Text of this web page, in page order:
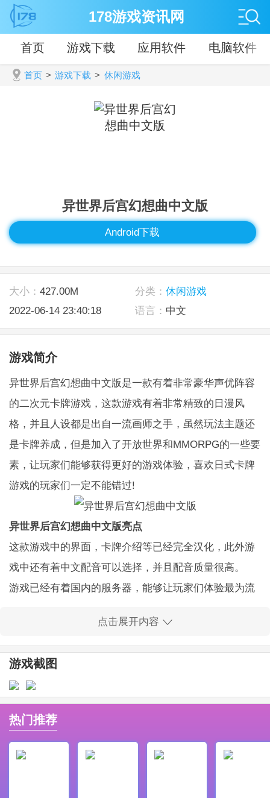
178游戏资讯网
首页 游戏下载 应用软件 电脑软件
首页 > 游戏下载 > 休闲游戏
异世界后宫幻想曲中文版
Android下载
大小： 427.00M 分类： 休闲游戏
2022-06-14 23:40:18
语言： 中文
游戏简介
异世界后宫幻想曲中文版是一款有着非常豪华声优阵容
的二次元卡牌游戏，这款游戏有着非常精致的日漫风
格，并且人设都是出自一流画师之手，虽然玩法主题还
是卡牌养成，但是加入了开放世界和MMORPG的一些要
素，让玩家们能够获得更好的游戏体验，喜欢日式卡牌
游戏的玩家们一定不能错过!
异世界后宫幻想曲中文版亮点
这款游戏中的界面，卡牌介绍等已经完全汉化，此外游
戏中还有着中文配音可以选择，并且配音质量很高。
游戏已经有着国内的服务器，能够让玩家们体验最为流
卡牌的立绘很精美，并且游戏中有着多种不同的角色形
象，从外貌、声线和故事三个角度进行了完美的刻画。
异世界后宫幻想曲游戏特色
1.这个恶魔生物的性格很有个性，玩家可以自由选择自
己喜欢的角色进行探险。
2.多样化的培养方法，在游戏中收集各种材料，培养角
色，每一层都有不同的体验。
点击展开内容
游戏截图
热门推荐